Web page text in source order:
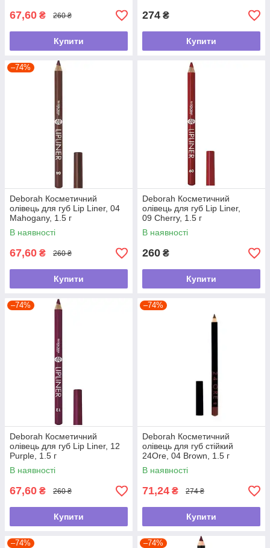
67,60 ₴ 260 ₴
Купити
274 ₴
Купити
–74%
Deborah Косметичний
олівець для губ Lip Liner, 04
Mahogany, 1.5 г
В наявності
67,60 ₴ 260 ₴
Купити
Deborah Косметичний
олівець для губ Lip Liner,
09 Cherry, 1.5 г
В наявності
260 ₴
Купити
–74%
Deborah Косметичний
олівець для губ Lip Liner, 12
Purple, 1.5 г
В наявності
67,60 ₴ 260 ₴
Купити
–74%
Deborah Косметичний
олівець для губ стійкий
24Ore, 04 Brown, 1.5 г
В наявності
71,24 ₴ 274 ₴
Купити
–74% –74%